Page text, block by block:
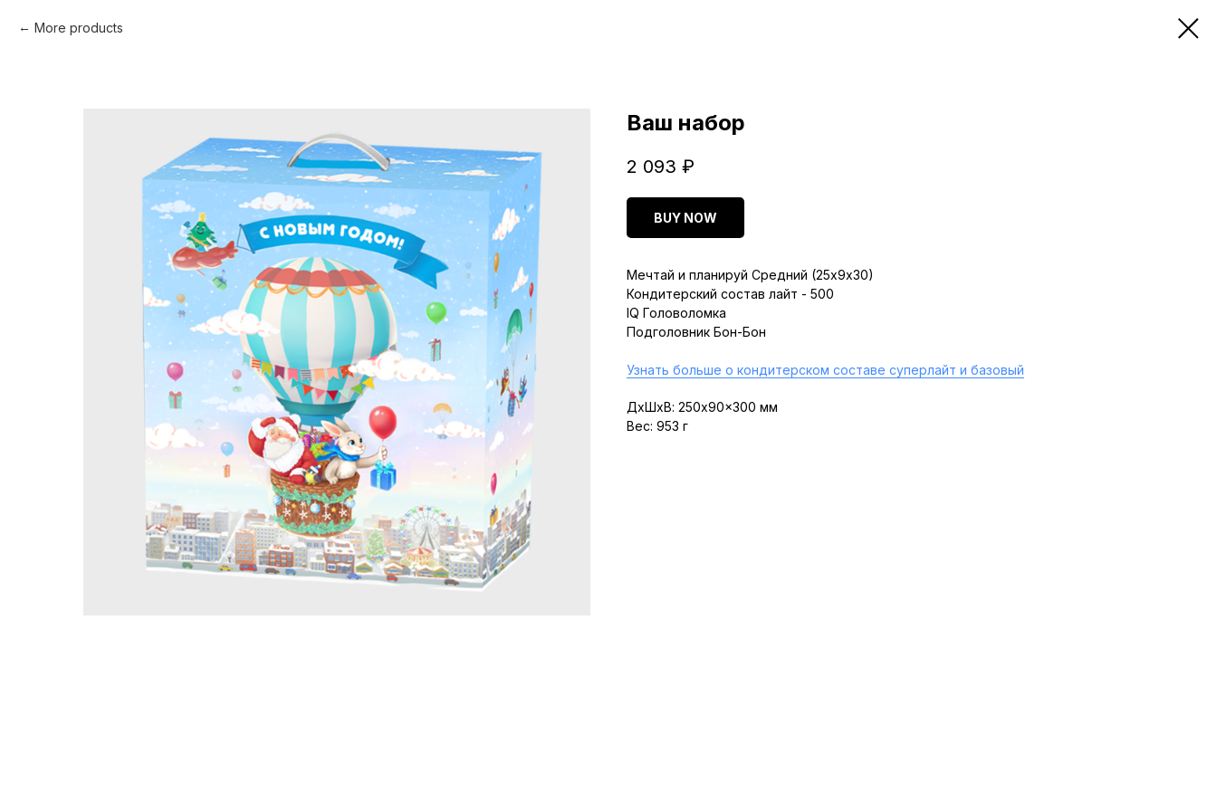
More products
Ваш набор
2 093 ₽
BUY NOW
Мечтай и планируй Средний (25х9х30)
Кондитерский состав лайт - 500
IQ Головоломка
Подголовник Бон-Бон
Узнать больше о кондитерском составе суперлайт и базовый
ДxШxВ: 250x90x300 мм
Вес: 953 г